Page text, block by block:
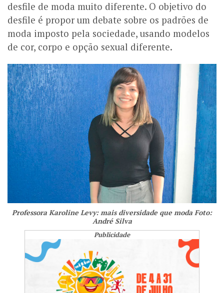
desfile de moda muito diferente. O objetivo do
desfile é propor um debate sobre os padrões de
moda imposto pela sociedade, usando modelos
de cor, corpo e opção sexual diferente.
Professora Karoline Levy: mais diversidade que moda Foto:
André Silva
Publicidade